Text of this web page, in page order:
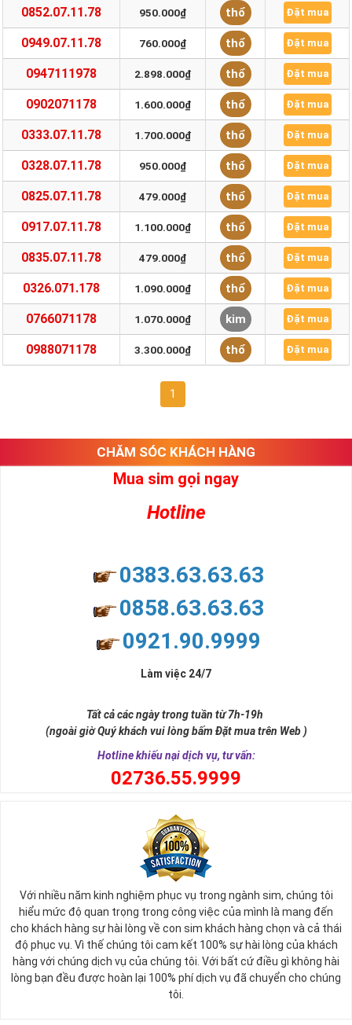
0852.07.11.78 950.000₫ thổ Đặt mua
0949.07.11.78 760.000₫ thổ Đặt mua
0947111978 2.898.000₫ thổ Đặt mua
0902071178 1.600.000₫ thổ Đặt mua
0333.07.11.78 1.700.000₫ thổ Đặt mua
0328.07.11.78 950.000₫ thổ Đặt mua
0825.07.11.78 479.000₫ thổ Đặt mua
0917.07.11.78 1.100.000₫ thổ Đặt mua
0835.07.11.78 479.000₫ thổ Đặt mua
0326.071.178 1.090.000₫ thổ Đặt mua
0766071178 1.070.000₫ kim Đặt mua
0988071178 3.300.000₫ thổ Đặt mua
1
CHĂM SÓC KHÁCH HÀNG
Mua sim gọi ngay
Hotline
0383.63.63.63
0858.63.63.63
0921.90.9999
Làm việc 24/7
Tất cả các ngày trong tuần từ 7h-19h
(ngoài giờ Quý khách vui lòng bấm Đặt mua trên Web )
Hotline khiếu nại dịch vụ, tư vấn:
02736.55.9999
Với nhiều năm kinh nghiệm phục vụ trong ngành sim, chúng tôi
hiểu mức độ quan trọng trong công việc của mình là mang đến
cho khách hàng sự hài lòng về con sim khách hàng chọn và cả thái
độ phục vụ. Vì thế chúng tôi cam kết 100% sự hài lòng của khách
hàng với chúng dịch vụ của chúng tôi. Với bất cứ điều gì không hài
lòng bạn đều được hoàn lại 100% phí dịch vụ đã chuyển cho chúng
tôi.